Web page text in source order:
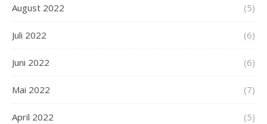
August 2022 (5)
Juli 2022 (6)
Juni 2022 (6)
Mai 2022 (7)
April 2022 (5)